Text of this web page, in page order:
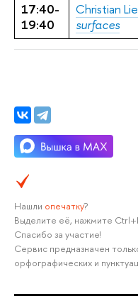
17:40-
19:40
Christian
surfaces
Нашли опечатку?
Выделите её, нажмите
Спасибо за участие!
Сервис предназначен
орфографических и